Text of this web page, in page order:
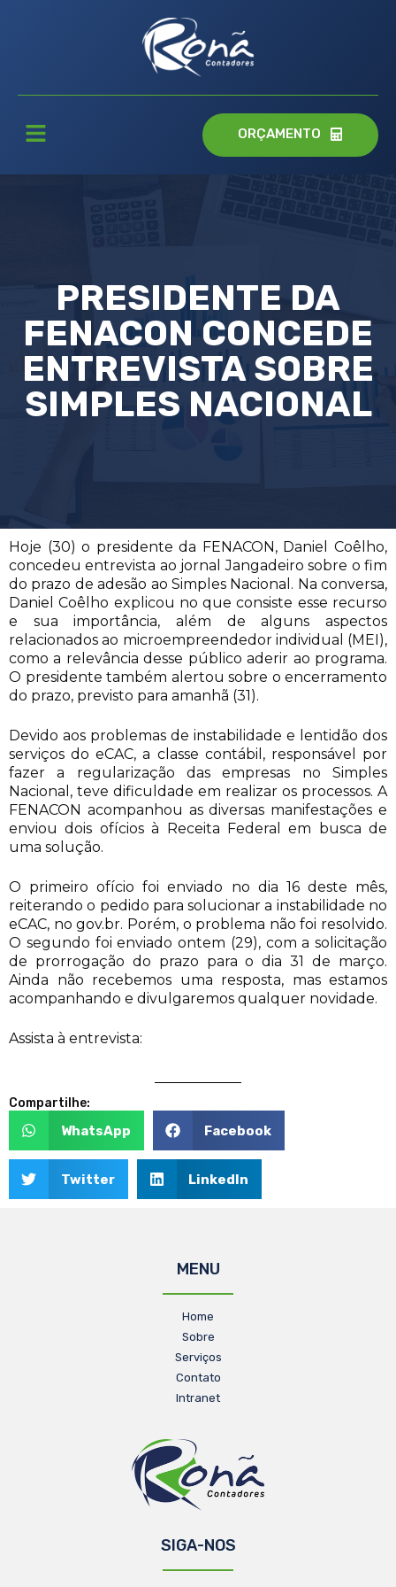
ORÇAMENTO
PRESIDENTE DA
FENACON CONCEDE
ENTREVISTA SOBRE
SIMPLES NACIONAL
Hoje (30) o presidente da FENACON, Daniel Coêlho,
concedeu entrevista ao jornal Jangadeiro sobre o fim
do prazo de adesão ao Simples Nacional. Na conversa,
Daniel Coêlho explicou no que consiste esse recurso
e sua importância, além de alguns aspectos
relacionados ao microempreendedor individual (MEI),
como a relevância desse público aderir ao programa.
O presidente também alertou sobre o encerramento
do prazo, previsto para amanhã (31).
Devido aos problemas de instabilidade e lentidão dos
serviços do eCAC, a classe contábil, responsável por
fazer a regularização das empresas no Simples
Nacional, teve dificuldade em realizar os processos. A
FENACON acompanhou as diversas manifestações e
enviou dois ofícios à Receita Federal em busca de
uma solução.
O primeiro ofício foi enviado no dia 16 deste mês,
reiterando o pedido para solucionar a instabilidade no
eCAC, no gov.br. Porém, o problema não foi resolvido.
O segundo foi enviado ontem (29), com a solicitação
de prorrogação do prazo para o dia 31 de março.
Ainda não recebemos uma resposta, mas estamos
acompanhando e divulgaremos qualquer novidade.
Assista à entrevista:
Compartilhe:
WhatsApp Facebook
Twitter LinkedIn
MENU
Home
Sobre
Serviços
Contato
Intranet
SIGA-NOS